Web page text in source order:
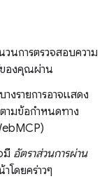
นการตรวจสอบความ
องคุณผ่าน
างรายการอาจแสดง
ามข้อกำหนดทาง
มี อัตราส่วนการผ่าน
โดยคร่าวๆ